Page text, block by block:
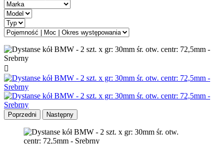

Poprzedni Następny